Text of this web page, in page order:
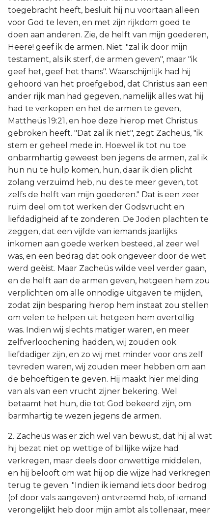
toegebracht heeft, besluit hij nu voortaan alleen
voor God te leven, en met zijn rijkdom goed te
doen aan anderen. Zie, de helft van mijn goederen,
Heere! geef ik de armen. Niet: "zal ik door mijn
testament, als ik sterf, de armen geven", maar "ik
geef het, geef het thans". Waarschijnlijk had hij
gehoord van het proefgebod, dat Christus aan een
ander rijk man had gegeven, namelijk alles wat hij
had te verkopen en het de armen te geven,
Mattheüs 19:21, en hoe deze hierop met Christus
gebroken heeft. "Dat zal ik niet", zegt Zacheüs, "ik
stem er geheel mede in. Hoewel ik tot nu toe
onbarmhartig geweest ben jegens de armen, zal ik
hun nu te hulp komen, hun, daar ik dien plicht
zolang verzuimd heb, nu des te meer geven, tot
zelfs de helft van mijn goederen." Dat is een zeer
ruim deel om tot werken der Godsvrucht en
liefdadigheid af te zonderen. De Joden plachten te
zeggen, dat een vijfde van iemands jaarlijks
inkomen aan goede werken besteed, al zeer wel
was, en een bedrag dat ook ongeveer door de wet
werd geëist. Maar Zacheüs wilde veel verder gaan,
en de helft aan de armen geven, hetgeen hem zou
verplichten om alle onnodige uitgaven te mijden,
zodat zijn besparing hierop hem instaat zou stellen
om velen te helpen uit hetgeen hem overtollig
was. Indien wij slechts matiger waren, en meer
zelfverloochening hadden, wij zouden ook
liefdadiger zijn, en zo wij met minder voor ons zelf
tevreden waren, wij zouden meer hebben om aan
de behoeftigen te geven. Hij maakt hier melding
van als van een vrucht zijner bekering. Wel
betaamt het hun, die tot God bekeerd zijn, om
barmhartig te wezen jegens de armen.
2. Zacheüs was er zich wel van bewust, dat hij al wat
hij bezat niet op wettige of billijke wijze had
verkregen, maar deels door onwettige middelen,
en hij belooft om wat hij op die wijze had verkregen
terug te geven. "Indien ik iemand iets door bedrog
(of door vals aangeven) ontvreemd heb, of iemand
verongelijkt heb door mijn ambt als tollenaar, meer